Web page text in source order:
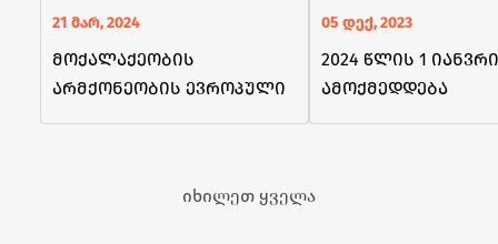
21 მარ, 2024
მოქალაქეობის
არმქონეობის ევროპული
05 დექ, 2023
2024 წლის 1
ამოქმედდება
იხილეთ ყველა